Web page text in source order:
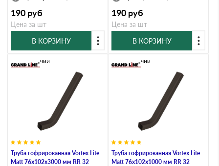
190 руб
Цена за шт
В КОРЗИНУ
190 руб
Цена за шт
В КОРЗИНУ
Труба гофрированная Vortex Lite
Matt 76х102х3000 мм RR 32
В наличии
Труба гофрированная Vortex Lite
Matt 76х102х1000 мм RR 32
В наличии